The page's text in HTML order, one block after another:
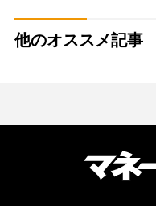
他のオススメ記事